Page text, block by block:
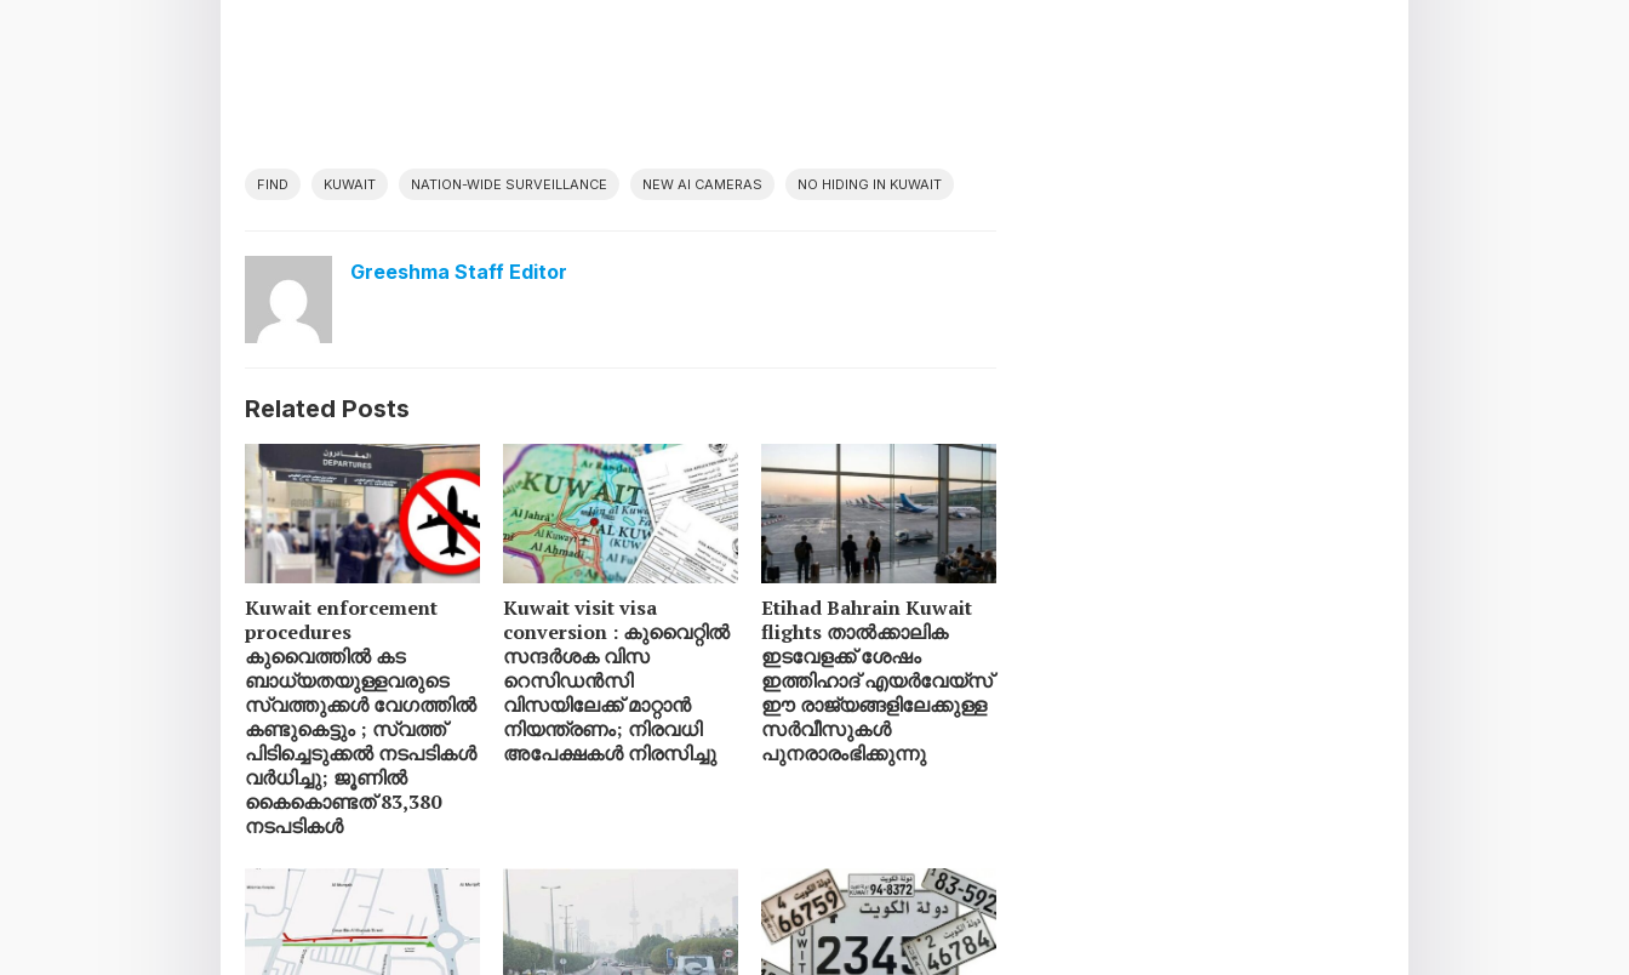
FIND KUWAIT NATION-WIDE SURVEILLANCE NEW AI CAMERAS NO HIDING IN KUWAIT
Greeshma Staff Editor
Related Posts
Kuwait enforcement
procedures
കുവൈത്തിൽ കട
ബാധ്യതയുള്ളവരുടെ
സ്വത്തുക്കൾ വേ​ഗത്തിൽ
കണ്ടുകെട്ടും ; സ്വത്ത്
പിടിച്ചെടുക്കൽ നടപടികൾ
വർധിച്ചു; ജൂണിൽ
കൈകൊണ്ടത് 83,380
നടപടികൾ
Kuwait visit visa
conversion : കുവൈറ്റിൽ
സന്ദർശക വിസ
റെസിഡൻസി
വിസയിലേക്ക് മാറ്റാൻ
നിയന്ത്രണം; നിരവധി
അപേക്ഷകൾ നിരസിച്ചു
Etihad Bahrain Kuwait
flights താൽക്കാലിക
ഇടവേളക്ക് ശേഷം
ഇത്തിഹാദ് എയർവേയ്‌സ്
ഈ രാജ്യങ്ങളിലേക്കുള്ള
സർവീസുകൾ
പുനരാരംഭിക്കുന്നു